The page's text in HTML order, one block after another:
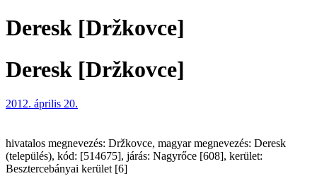
Deresk [Držkovce]
Deresk [Držkovce]
2012. április 20.
hivatalos megnevezés: Držkovce, magyar megnevezés: Deresk
(település), kód: [514675], járás: Nagyrőce [608], kerület:
Besztercebányai kerület [6]